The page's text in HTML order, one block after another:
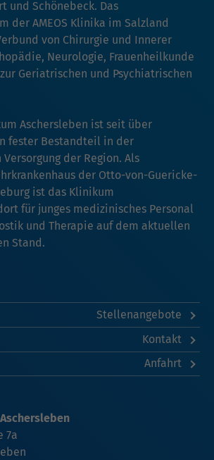
und Schönebeck. Das
der AMEOS Klinika im Salzland
von Chirurgie und Innerer
Neurologie, Frauenheilkunde
Geriatrischen und Psychiatrischen
Aschersleben ist seit über
fester Bestandteil in der
der Region. Als
der Otto-von-Guericke-
ist das Klinikum
für junges medizinisches Personal
und Therapie auf dem aktuellen
Stand.
Stellenangebote
Kontakt
Anfahrt
7a